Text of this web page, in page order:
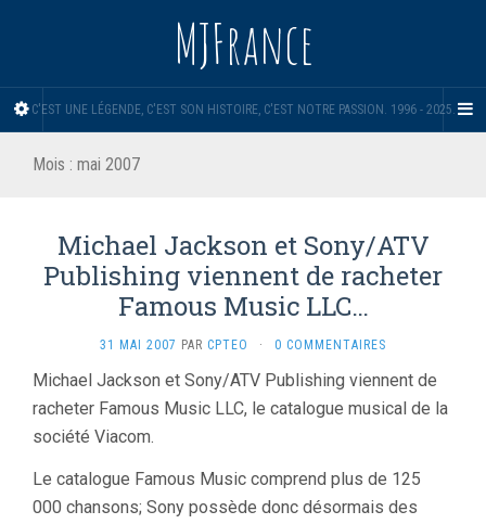
MJFrance
C'EST UNE LÉGENDE, C'EST SON HISTOIRE, C'EST NOTRE PASSION. 1996 - 2025.
Mois : mai 2007
Michael Jackson et Sony/ATV
Publishing viennent de racheter
Famous Music LLC…
31 MAI 2007 PAR CPTEO · 0 COMMENTAIRES
Michael Jackson et Sony/ATV Publishing viennent de
racheter Famous Music LLC, le catalogue musical de la
société Viacom.
Le catalogue Famous Music comprend plus de 125
000 chansons; Sony possède donc désormais des